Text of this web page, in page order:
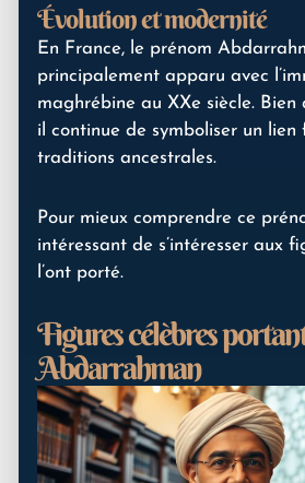
Évolution et modernité
En France, le prénom
principalement apparu avec
maghrébine au XXe siècle. Bien
il continue de symboliser un lien
traditions ancestrales.
Pour mieux comprendre ce
intéressant de s’intéresser aux
l’ont porté.
Figures célèbres
Abdarrahman